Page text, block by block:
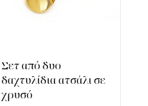
Σετ από δυο
δαχτυλίδια ατσάλι σε
χρυσό